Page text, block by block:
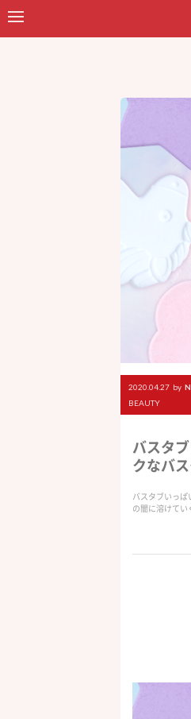
2020.04.27 by
BEAUTY
バスタ
クなバ
バスタブいっ
の闇に溶けてい